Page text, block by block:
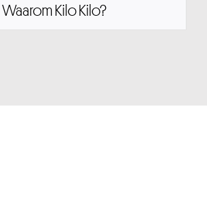
Waarom Kilo Kilo?